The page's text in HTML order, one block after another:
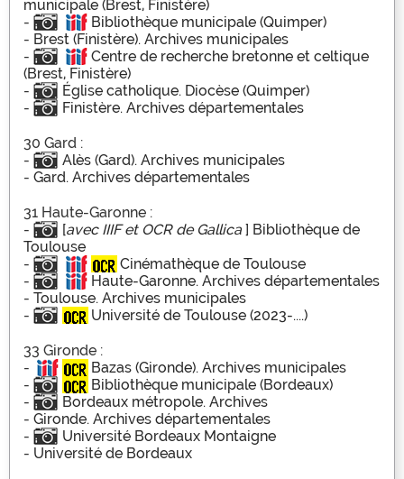
municipale (Brest, Finistère)
-
Bibliothèque municipale (Quimper)
- Brest (Finistère). Archives municipales
-
Centre de recherche bretonne et celtique
(Brest, Finistère)
-
Église catholique. Diocèse (Quimper)
-
Finistère. Archives départementales
30 Gard :
-
Alès (Gard). Archives municipales
- Gard. Archives départementales
31 Haute-Garonne :
-
[avec IIIF et OCR de Gallica] Bibliothèque de
Toulouse
-
Cinémathèque de Toulouse
-
Haute-Garonne. Archives départementales
- Toulouse. Archives municipales
-
Université de Toulouse (2023-....)
33 Gironde :
-
Bazas (Gironde). Archives municipales
-
Bibliothèque municipale (Bordeaux)
-
Bordeaux métropole. Archives
- Gironde. Archives départementales
-
Université Bordeaux Montaigne
- Université de Bordeaux